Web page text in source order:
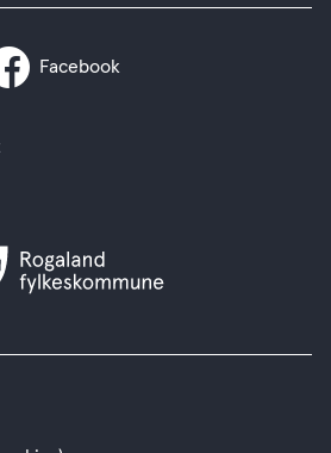
Facebook
Rogaland
fylkeskommune